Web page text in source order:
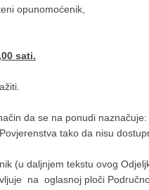
opunomoćenik,
sati.
da se na ponudi
tako da nisu
(u daljnjem tekstu ovog
na oglasnoj ploči